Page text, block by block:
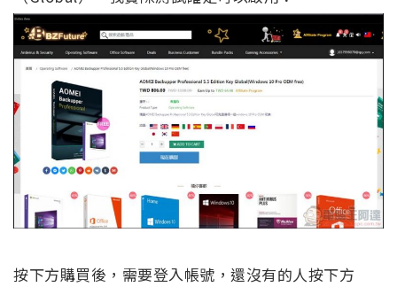
按下方購買後，需要登入帳號，還沒有的人按下方